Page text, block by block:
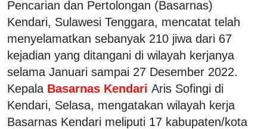
Pencarian dan Pertolongan (Basarnas)
Kendari, Sulawesi Tenggara, mencatat telah
menyelamatkan sebanyak 210 jiwa dari 67
kejadian yang ditangani di wilayah kerjanya
selama Januari sampai 27 Desember 2022.
Kepala Basarnas Kendari Aris Sofingi di
Kendari, Selasa, mengatakan wilayah kerja
Basarnas Kendari meliputi 17 kabupaten/kota